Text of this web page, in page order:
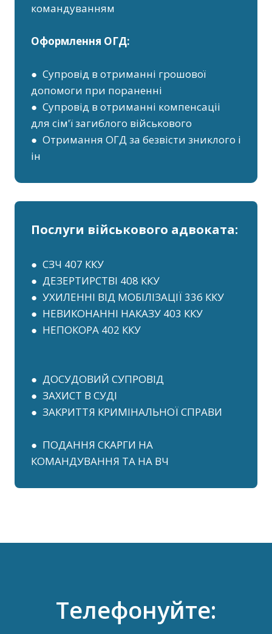
командуванням
Оформлення ОГД:
● Супровід в отриманні грошової
допомоги при пораненні
● Супровід в отриманні компенсаціі
для сім'ї загиблого військового
● Отримання ОГД за безвісти зниклого і
ін
Послуги військового адвоката:
● СЗЧ 407 ККУ
● ДЕЗЕРТИРСТВІ 408 ККУ
● УХИЛЕННІ ВІД МОБІЛІЗАЦІЇ 336 ККУ
● НЕВИКОНАННІ НАКАЗУ 403 ККУ
● НЕПОКОРА 402 ККУ
● ДОСУДОВИЙ СУПРОВІД
● ЗАХИСТ В СУДІ
● ЗАКРИТТЯ КРИМІНАЛЬНОЇ СПРАВИ
● ПОДАННЯ СКАРГИ НА
КОМАНДУВАННЯ ТА НА ВЧ
Телефонуйте: